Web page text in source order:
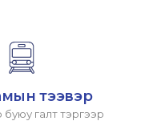
тээвэр
буюу галт тэргээр